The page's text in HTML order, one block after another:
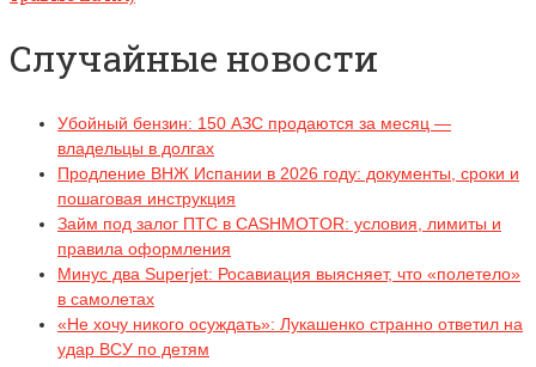
Случайные новости
Убойный бензин: 150 АЗС продаются за месяц —
владельцы в долгах
Продление ВНЖ Испании в 2026 году: документы, сроки и
пошаговая инструкция
Займ под залог ПТС в CASHMOTOR: условия, лимиты и
правила оформления
Минус два Superjet: Росавиация выясняет, что «полетело»
в самолетах
«Не хочу никого осуждать»: Лукашенко странно ответил на
удар ВСУ по детям